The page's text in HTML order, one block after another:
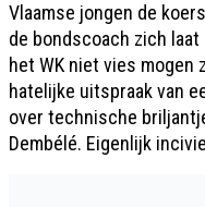
Vlaamse jongen de
de bondscoach zich
het WK niet vies mogen
hatelijke uitspraak van
over technische
Dembélé. Eigenlijk